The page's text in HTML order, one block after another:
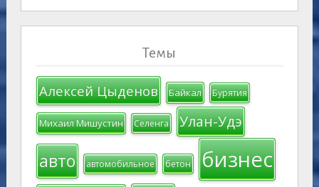
Темы
Алексей Цыденов Байкал Бурятия
Михаил Мишустин Селенга Улан-Удэ
авто автомобильное бетон бизнес